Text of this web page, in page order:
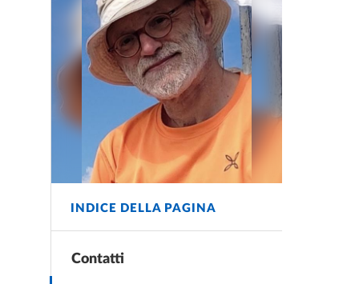
INDICE DELLA PAGINA
Contatti